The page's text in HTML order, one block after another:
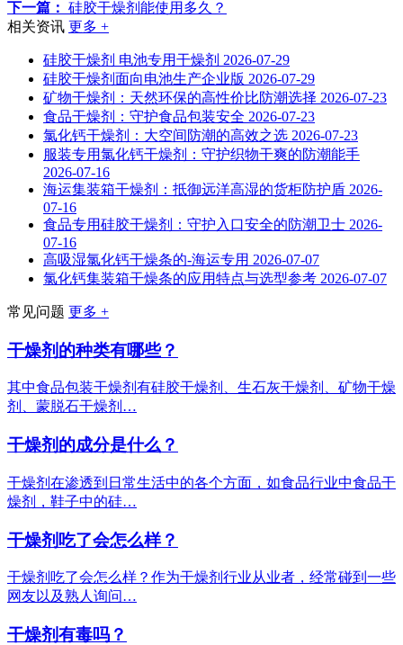
下一篇： 硅胶干燥剂能使用多久？
相关资讯 更多 +
硅胶干燥剂 电池专用干燥剂 2026-07-29
硅胶干燥剂面向电池生产企业版 2026-07-29
矿物干燥剂：天然环保的高性价比防潮选择 2026-07-23
食品干燥剂：守护食品包装安全 2026-07-23
氯化钙干燥剂：大空间防潮的高效之选 2026-07-23
服装专用氯化钙干燥剂：守护织物干爽的防潮能手
2026-07-16
海运集装箱干燥剂：抵御远洋高湿的货柜防护盾 2026-
07-16
食品专用硅胶干燥剂：守护入口安全的防潮卫士 2026-
07-16
高吸湿氯化钙干燥条的-海运专用 2026-07-07
氯化钙集装箱干燥条的应用特点与选型参考 2026-07-07
常见问题 更多 +
干燥剂的种类有哪些？
其中食品包装干燥剂有硅胶干燥剂、生石灰干燥剂、矿物干燥
剂、蒙脱石干燥剂…
干燥剂的成分是什么？
干燥剂在渗透到日常生活中的各个方面，如食品行业中食品干
燥剂，鞋子中的硅…
干燥剂吃了会怎么样？
干燥剂吃了会怎么样？作为干燥剂行业从业者，经常碰到一些
网友以及熟人询问…
干燥剂有毒吗？